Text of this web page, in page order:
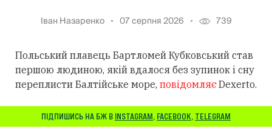
Іван Назаренко 07 серпня 2026 739
Польський плавець Бартломей Кубковський став
першою людиною, якій вдалося без зупинок і сну
переплисти Балтійське море, повідомляєDexerto.
ПІДПИШИСЬ НА БЖ В INSTAGRAM, FACEBOOK, TELEGRAM